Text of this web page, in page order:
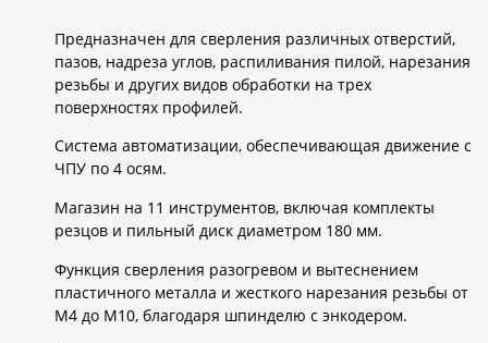
Предназначен для сверления различных отверстий,
пазов, надреза углов, распиливания пилой, нарезания
резьбы и других видов обработки на трех
поверхностях профилей.
Система автоматизации, обеспечивающая движение с
ЧПУ по 4 осям.
Магазин на 11 инструментов, включая комплекты
резцов и пильный диск диаметром 180 мм.
Функция сверления разогревом и вытеснением
пластичного металла и жесткого нарезания резьбы от
M4 до M10, благодаря шпинделю с энкодером.